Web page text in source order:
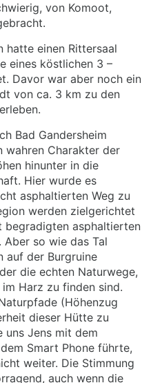
von Komoot,
hatte einen Rittersaal
eines köstlichen 3 –
Davor war aber noch ein
von ca. 3 km zu den
Bad Gandersheim
wahren Charakter der
hinunter in die
Hier wurde es
asphaltierten Weg zu
werden zielgerichtet
begradigten asphaltierten
so wie das Tal
auf der Burgruine
die echten Naturwege,
Harz zu finden sind.
(Höhenzug
dieser Hütte zu
uns Jens mit dem
Smart Phone führte,
weiter. Die Stimmung
auch wenn die